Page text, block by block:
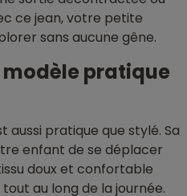
ce jean, votre petite
sans aucune gêne.
modèle pratique
aussi pratique que stylé. Sa
enfant de se déplacer
doux et confortable
au long de la journée.